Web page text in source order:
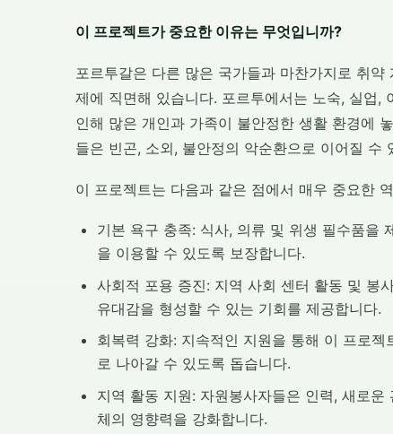
이 프로젝트가 중요한 이유는 무엇입니까?
포르투갈은 다른 많은 국가들과 마찬가지로 취
제에 직면해 있습니다. 포르투에서는 노숙, 실업,
인해 많은 개인과 가족이 불안정한 생활 환경에
들은 빈곤, 소외, 불안정의 악순환으로 이어질 수
이 프로젝트는 다음과 같은 점에서 매우 중요한
기본 욕구 충족: 식사, 의류 및 위생 필수품을
을 이용할 수 있도록 보장합니다.
사회적 포용 증진: 지역 사회 센터 활동 및 봉
유대감을 형성할 수 있는 기회를 제공합니다.
회복력 강화: 지속적인 지원을 통해 이 프로
로 나아갈 수 있도록 돕습니다.
지역 활동 지원: 자원봉사자들은 인력, 새로
체의 영향력을 강화합니다.